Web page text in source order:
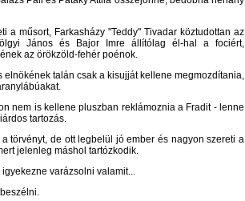
a műsort, Farkasházy "Teddy" Tivadar köztudottan az
János és Bajor Imre állítólag él-hal a fociért,
az örökzöld-fehér poénok.
talán csak a kisujját kellene megmozdítania,
nem is kellene pluszban reklámoznia a Fradit - lenne
tartozás.
törvényt, de ott legbelül jó ember és nagyon szereti a
jelenleg máshol tartózkodik.
igyekezne varázsolni valamit...